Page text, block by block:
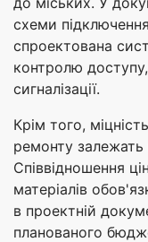
схеми
спроектована
контролю
сигналізації.
Крім того,
ремонту залежать
Співвідношення
матеріалів
в проектній
планованого